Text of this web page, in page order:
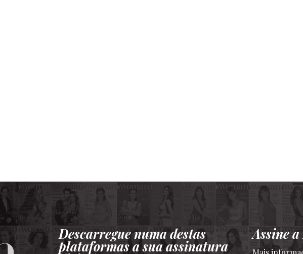
Descarregue numa destas
plataformas a sua assinatura
Assine